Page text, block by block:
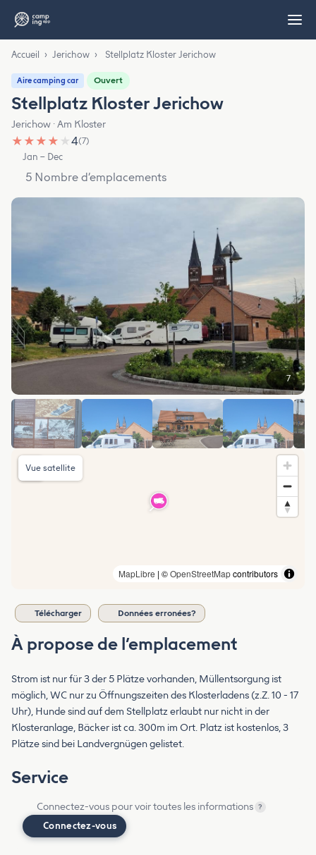
Accueil › Jerichow › Stellplatz Kloster Jerichow
Aire camping car Ouvert
Stellplatz Kloster Jerichow
Jerichow · Am Kloster
★ ★ ★ ★ ★4(7)
Jan – Dec
5 Nombre d’emplacements
7
MapLibre | ©OpenStreetMapcontributors
Vue satellite
Télécharger Données erronées?
À propose de l’emplacement
Strom ist nur für 3 der 5 Plätze vorhanden, Müllentsorgung ist
möglich, WC nur zu Öffnungszeiten des Klosterladens (z.Z. 10 - 17
Uhr), Hunde sind auf dem Stellplatz erlaubt nur nicht in der
Klosteranlage, Bäcker ist ca. 300m im Ort. Platz ist kostenlos, 3
Plätze sind bei Landvergnügen gelistet.
Service
Connectez-vous pour voir toutes les informations ?
Connectez-vous